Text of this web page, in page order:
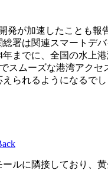
発が加速したことも
署は関連スマートデ
までに、全国の水上
スムーズな港湾アク
られるようになるでし
ルに隣接しており、